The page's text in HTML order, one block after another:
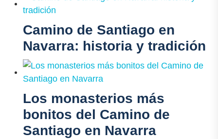
Camino de Santiago en
Navarra: historia y tradición
Los monasterios más
bonitos del Camino de
Santiago en Navarra